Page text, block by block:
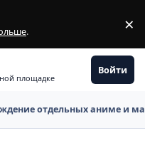
. ×
площадке
Войти
отдельных аниме и